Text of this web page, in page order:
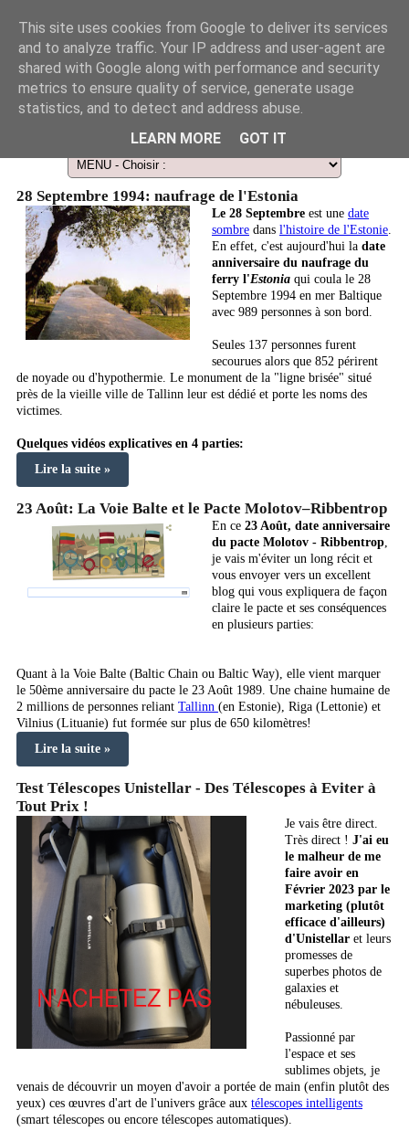
Le Guide des Smart Télescopes et de l'Astronomie amateur
28 Septembre 1994: naufrage de l'Estonia
Le 28 Septembre est une date
sombre dans l'histoire de l'Estonie.
En effet, c'est aujourd'hui la date
anniversaire du naufrage du
ferry l'Estonia qui coula le 28
Septembre 1994 en mer Baltique
avec 989 personnes à son bord.
Seules 137 personnes furent
secourues alors que 852 périrent
de noyade ou d'hypothermie. Le monument de la "ligne brisée" situé
près de la vieille ville de Tallinn leur est dédié et porte les noms des
victimes.
Quelques vidéos explicatives en 4 parties:
Lire la suite »
23 Août: La Voie Balte et le Pacte Molotov–Ribbentrop
En ce 23 Août, date anniversaire
du pacte Molotov - Ribbentrop,
je vais m'éviter un long récit et
vous envoyer vers un excellent
blog qui vous expliquera de façon
claire le pacte et ses conséquences
en plusieurs parties:
Quant à la Voie Balte (Baltic Chain ou Baltic Way), elle vient marquer
le 50ème anniversaire du pacte le 23 Août 1989. Une chaine humaine de
2 millions de personnes reliant Tallinn (en Estonie), Riga (Lettonie) et
Vilnius (Lituanie) fut formée sur plus de 650 kilomètres!
Lire la suite »
Test Télescopes Unistellar - Des Télescopes à Eviter à
Tout Prix !
Je vais être direct.
Très direct ! J'ai eu
le malheur de me
faire avoir en
Février 2023 par le
marketing (plutôt
efficace d'ailleurs)
d'Unistellar et leurs
promesses de
superbes photos de
galaxies et
nébuleuses.
Passionné par
l'espace et ses
sublimes objets, je
venais de découvrir un moyen d'avoir a portée de main (enfin plutôt des
yeux) ces œuvres d'art de l'univers grâce aux télescopes intelligents
(smart télescopes ou encore télescopes automatiques).
This site uses cookies from Google to deliver its services
and to analyze traffic. Your IP address and user-agent are
shared with Google along with performance and security
metrics to ensure quality of service, generate usage
statistics, and to detect and address abuse.
LEARN MORE
GOT IT